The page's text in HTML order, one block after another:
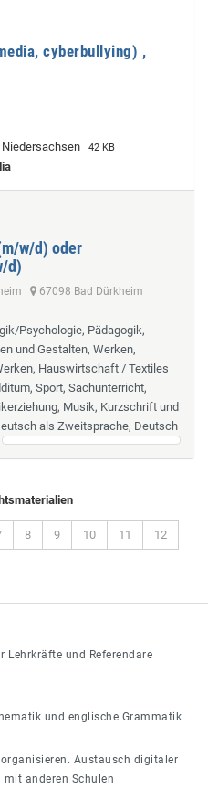
cyberbullying) ,
42 KB
w/d) oder
d)
67098 Bad Dürkheim
Psychologie, Pädagogik,
und Gestalten, Werken,
Hauswirtschaft / Textiles
Sport, Sachunterricht,
Musik, Kurzschrift und
als Zweitsprache, Deutsch
8 9 10 11 12
Lehrkräfte und Referendare
und englische Grammatik
Austausch digitaler
anderen Schulen